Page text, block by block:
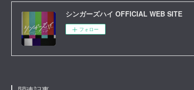
シンガーズハイ OFFICIAL WEB SITE
フォロー